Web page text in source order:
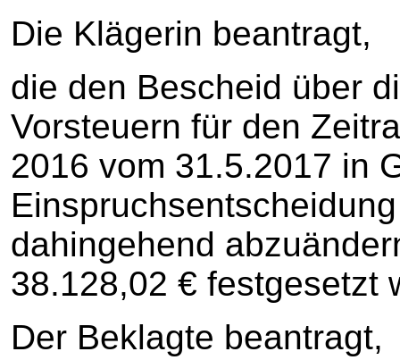
Die Klägerin beantragt,
die den Bescheid über
Vorsteuern für den
2016 vom 31.5.2017 in
dahingehend
38.128,02 € festgesetzt
Der Beklagte beantragt,